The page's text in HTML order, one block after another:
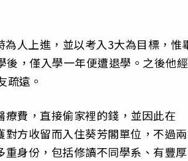
人上進，並以考入3大為目標，惟
後，僅入學一年便遭退學。之後他經
疏遠。
費，直接偷家裡的錢，並因此在
方收留而入住葵芳閣單位，不過兩
身份，包括修讀不同學系、有豐厚